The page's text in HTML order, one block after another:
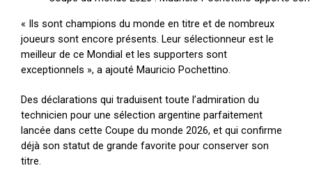
« Ils sont champions du monde en titre et de nombreux
joueurs sont encore présents. Leur sélectionneur est le
meilleur de ce Mondial et les supporters sont
exceptionnels », a ajouté Mauricio Pochettino.
Des déclarations qui traduisent toute l’admiration du
technicien pour une sélection argentine parfaitement
lancée dans cette Coupe du monde 2026, et qui confirme
déjà son statut de grande favorite pour conserver son
titre.